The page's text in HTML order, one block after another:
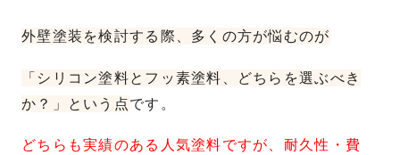
外壁塗装を検討する際、多くの方が悩むのが
「シリコン塗料とフッ素塗料、どちらを選ぶべき
か？」という点です。
どちらも実績のある人気塗料ですが、耐久性・費